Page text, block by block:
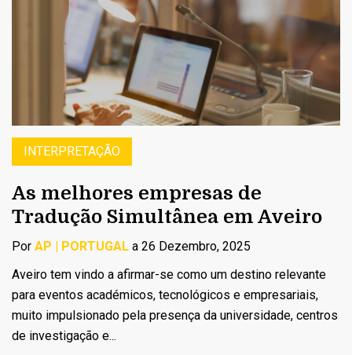
INTERPRETAÇÃO
As melhores empresas de
Tradução Simultânea em Aveiro
Por AP | PORTUGAL a 26 Dezembro, 2025
Aveiro tem vindo a afirmar-se como um destino relevante
para eventos académicos, tecnológicos e empresariais,
muito impulsionado pela presença da universidade, centros
de investigação e...